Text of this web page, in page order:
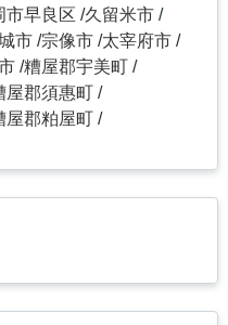
市早良区 久留米市
市 宗像市 太宰府市
糟屋郡宇美町
屋郡須惠町
屋郡粕屋町